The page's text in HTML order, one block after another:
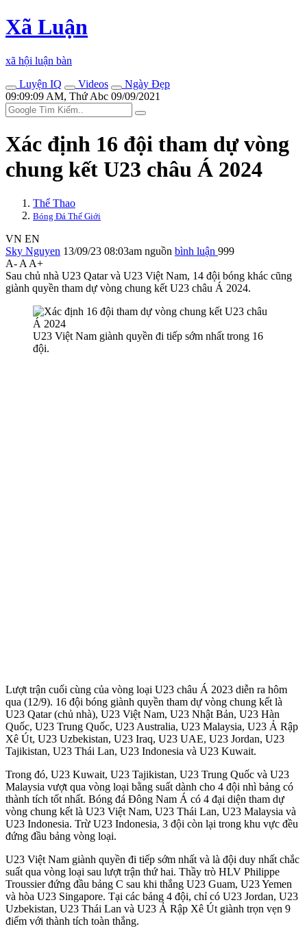
Xã Luận
xã hội luận bàn
Luyện IQ
Videos
Ngày Đẹp
09:09:09 AM, Thứ Abc 09/09/2021
Xác định 16 đội tham dự vòng
chung kết U23 châu Á 2024
Thể Thao
Bóng Đá Thế Giới
VN EN
Sky Nguyen 13/09/23 08:03am nguồn bình luận 999
A- A A+
Sau chủ nhà U23 Qatar và U23 Việt Nam, 14 đội bóng khác cũng
giành quyền tham dự vòng chung kết U23 châu Á 2024.
U23 Việt Nam giành quyền đi tiếp sớm nhất trong 16
đội.
Lượt trận cuối cùng của vòng loại U23 châu Á 2023 diễn ra hôm
qua (12/9). 16 đội bóng giành quyền tham dự vòng chung kết là
U23 Qatar (chủ nhà), U23 Việt Nam, U23 Nhật Bản, U23 Hàn
Quốc, U23 Trung Quốc, U23 Australia, U23 Malaysia, U23 Ả Rập
Xê Út, U23 Uzbekistan, U23 Iraq, U23 UAE, U23 Jordan, U23
Tajikistan, U23 Thái Lan, U23 Indonesia và U23 Kuwait.
Trong đó, U23 Kuwait, U23 Tajikistan, U23 Trung Quốc và U23
Malaysia vượt qua vòng loại bằng suất dành cho 4 đội nhì bảng có
thành tích tốt nhất. Bóng đá Đông Nam Á có 4 đại diện tham dự
vòng chung kết là U23 Việt Nam, U23 Thái Lan, U23 Malaysia và
U23 Indonesia. Trừ U23 Indonesia, 3 đội còn lại trong khu vực đều
đứng đầu bảng vòng loại.
U23 Việt Nam giành quyền đi tiếp sớm nhất và là đội duy nhất chắc
suất qua vòng loại sau lượt trận thứ hai. Thầy trò HLV Philippe
Troussier đứng đầu bảng C sau khi thắng U23 Guam, U23 Yemen
và hòa U23 Singapore. Tại các bảng 4 đội, chỉ có U23 Jordan, U23
Uzbekistan, U23 Thái Lan và U23 Ả Rập Xê Út giành trọn vẹn 9
điểm với thành tích toàn thắng.